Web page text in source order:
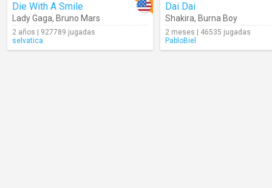
Die With A Smile
Lady Gaga, Bruno Mars
2 años | 927789 jugadas
selvatica
Dai Dai
Shakira, Burna Boy
2 meses | 46535 jugadas
PabloBiel